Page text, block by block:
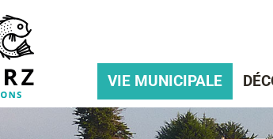
VIE MUNICIPALE